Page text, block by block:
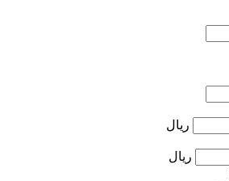
ریال
ریال